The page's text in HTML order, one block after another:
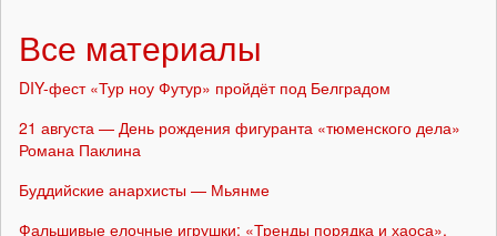
Все материалы
DIY-фест «Тур ноу Футур» пройдёт под Белградом
21 августа — День рождения фигуранта «тюменского дела»
Романа Паклина
Буддийские анархисты — Мьянме
Фальшивые елочные игрушки: «Тренды порядка и хаоса»,